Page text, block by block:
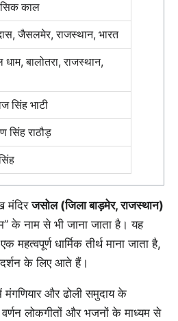
काल
जैसलमेर, राजस्थान, भारत
बालोतरा, राजस्थान,
सिंह भाटी
सिंह राठौड़
मंदिरजसोल (जिला बाड़मेर, राजस्थान)
के नाम से भी जाना जाता है। यह
महत्वपूर्ण धार्मिक तीर्थ माना जाता है,
दर्शन के लिए आते हैं।
और ढोली समुदाय के
लोकगीतों और भजनों के माध्यम से